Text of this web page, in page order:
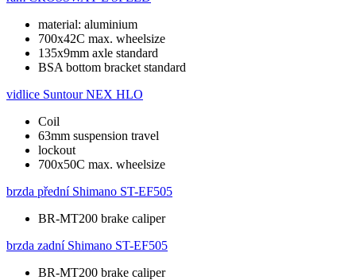
material: aluminium
700x42C max. wheelsize
135x9mm axle standard
BSA bottom bracket standard
vidlice Suntour NEX HLO
Coil
63mm suspension travel
lockout
700x50C max. wheelsize
brzda přední Shimano ST-EF505
BR-MT200 brake caliper
brzda zadní Shimano ST-EF505
BR-MT200 brake caliper